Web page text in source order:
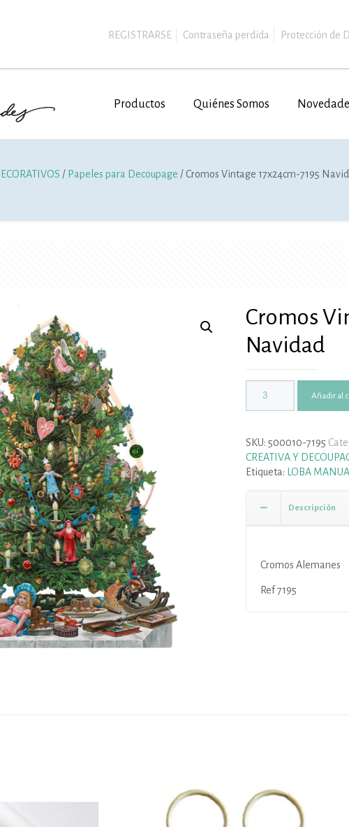
REGISTRARSE Contraseña perdida Protección de
Productos Quiénes Somos
/ Papeles para Decoupage / Cromos Vintage 17x24cm-7195
Cromos
Navidad
Añadir al
SKU: 500010-7195
CREATIVA Y
Etiqueta:
LOBA
Descripción
Cromos Alemanes
Ref 7195